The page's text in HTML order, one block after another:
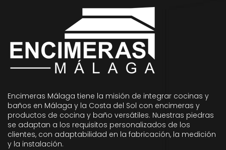
Encimeras Málaga tiene la misión de integrar cocinas y
baños en Málaga y la Costa del Sol con encimeras y
productos de cocina y baño versátiles. Nuestras piedras
se adaptan a los requisitos personalizados de los
clientes, con adaptabilidad en la fabricación, la medición
y la instalación.